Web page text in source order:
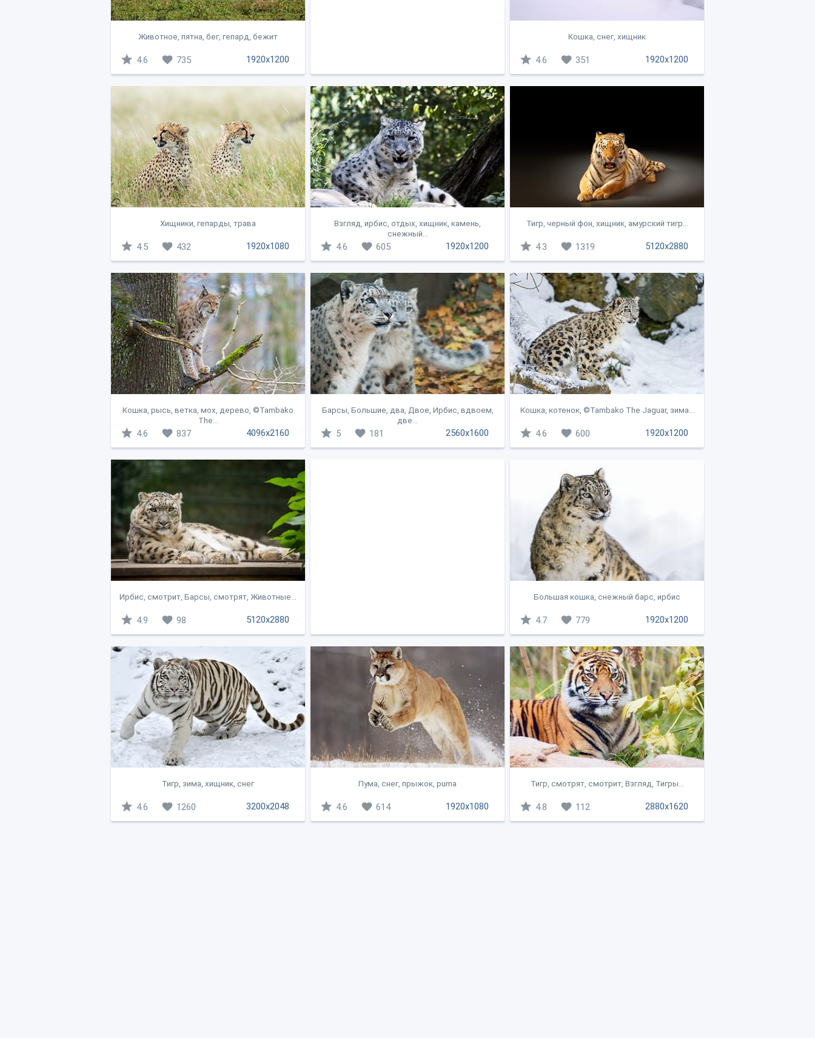
Животное, пятна, бег, гепард, бежит
1920x1200
4.6 735
Кошка, снег, хищник
1920x1200
4.6 351
Хищники, гепарды, трава
1920x1080
4.5 432
Взгляд, ирбис, отдых, хищник, камень,
снежный...
1920x1200
4.6 605
Тигр, черный фон, хищник, амурский тигр...
5120x2880
4.3 1319
Кошка, рысь, ветка, мох, дерево, ©Tambako
The...
4096x2160
4.6 837
Барсы, Большие, два, Двое, Ирбис, вдвоем,
две...
2560x1600
5 181
Кошка, котенок, ©Tambako The Jaguar, зима...
1920x1200
4.6 600
Ирбис, смотрит, Барсы, смотрят, Животные...
5120x2880
4.9 98
Большая кошка, снежный барс, ирбис
1920x1200
4.7 779
Тигр, зима, хищник, снег
3200x2048
4.6 1260
Пума, снег, прыжок, puma
1920x1080
4.6 614
Тигр, смотрят, смотрит, Взгляд, Тигры...
2880x1620
4.8 112